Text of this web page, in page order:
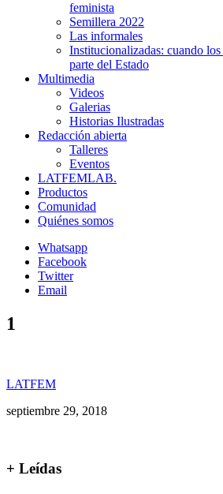
feminista
Semillera 2022
Las informales
Institucionalizadas: cuando
parte del Estado
Multimedia
Videos
Galerias
Historias Ilustradas
Redacción abierta
Talleres
Eventos
LATFEMLAB.
Productos
Comunidad
Quiénes somos
Whatsapp
Facebook
Twitter
Email
1
LATFEM
septiembre 29, 2018
+ Leídas